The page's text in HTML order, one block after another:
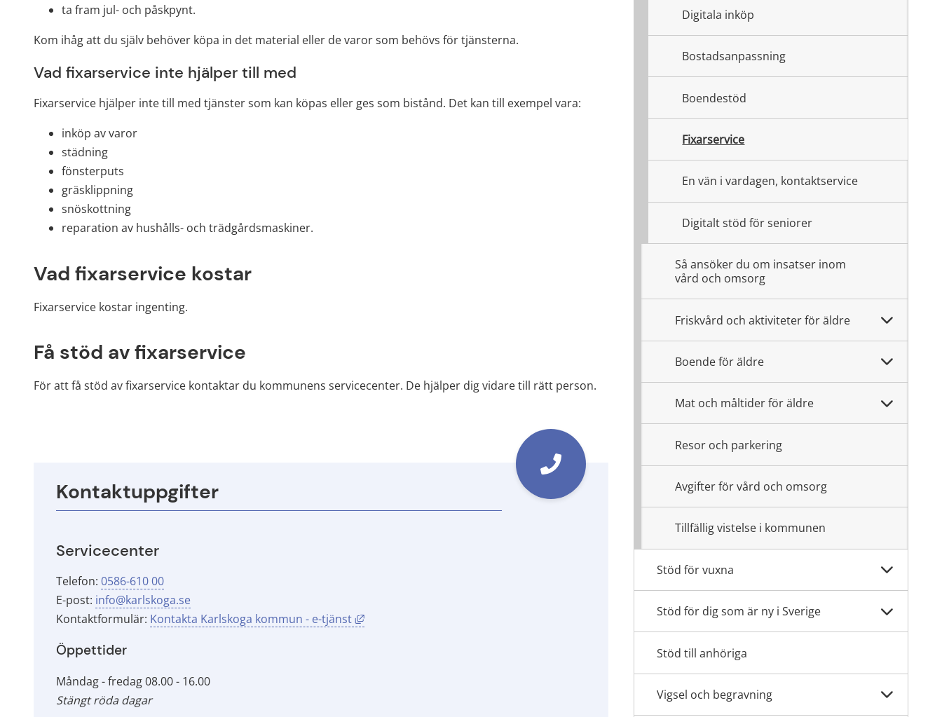
ta fram jul- och påskpynt.
Kom ihåg att du själv behöver köpa in det material eller de varor som behövs för tjänsterna.
Vad fixarservice inte hjälper till med
Fixarservice hjälper inte till med tjänster som kan köpas eller ges som bistånd. Det kan till exempel vara:
inköp av varor
städning
fönsterputs
gräsklippning
snöskottning
reparation av hushålls- och trädgårdsmaskiner.
Vad fixarservice kostar
Fixarservice kostar ingenting.
Få stöd av fixarservice
För att få stöd av fixarservice kontaktar du kommunens servicecenter. De hjälper dig vidare till rätt person.
Kontaktuppgifter
Servicecenter
Telefon: 0586-610 00
E-post: info@karlskoga.se
Kontaktformulär: Kontakta Karlskoga kommun - e-tjänst Länk till annan webbplats, öppnas i nytt fönster.
Öppettider
Måndag - fredag 08.00 - 16.00
Stängt röda dagar
Digitala inköp
Bostadsanpassning
Boendestöd
Fixarservice
En vän i vardagen, kontaktservice
Digitalt stöd för seniorer
Så ansöker du om insatser inom
vård och omsorg
Friskvård och aktiviteter för äldre
Boende för äldre
Mat och måltider för äldre
Resor och parkering
Avgifter för vård och omsorg
Tillfällig vistelse i kommunen
Stöd för vuxna
Stöd för dig som är ny i Sverige
Stöd till anhöriga
Vigsel och begravning